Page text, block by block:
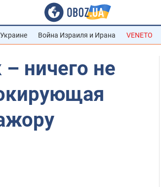
Война Израиля и Ирана VENETO
ничего не